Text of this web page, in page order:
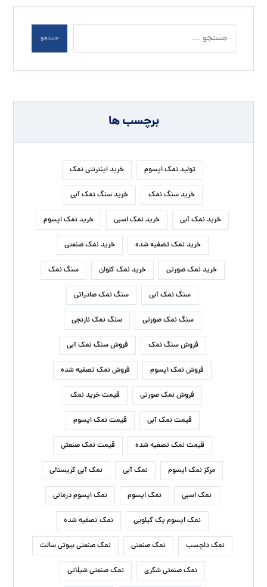
جستجو
برچسب ها
تولید نمک اپسوم خرید اینترنتی نمک
خرید سنگ نمک خرید سنگ نمک آبی
خرید نمک آبی خرید نمک اسبی خرید نمک اپسوم
خرید نمک تصفیه شده خرید نمک صنعتی
خرید نمک صورتی خرید نمک کلوان سنگ نمک
سنگ نمک آبی سنگ نمک صادراتی
سنگ نمک صورتی سنگ نمک نارنجی
فروش سنگ نمک فروش سنگ نمک آبی
فروش نمک اپسوم فروش نمک تصفیه شده
فروش نمک صورتی قیمت خرید نمک
قیمت نمک آبی قیمت نمک اپسوم
قیمت نمک تصفیه شده قیمت نمک صنعتی
مرکز نمک اپسوم نمک آبی نمک آبی کریستالی
نمک اسبی نمک اپسوم نمک اپسوم درمانی
نمک اپسوم یک کیلویی نمک تصفیه شده
نمک دلچسب نمک صنعتی نمک صنعتی بیوتی سالت
نمک صنعتی شکری نمک صنعتی شیلاتی